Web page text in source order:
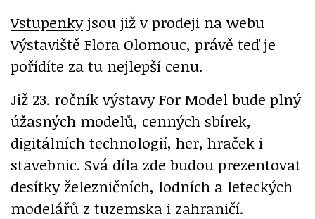
Vstupenkyjsou již v prodeji na webu
Výstaviště Flora Olomouc, právě teď je
pořídíte za tu nejlepší cenu.
Již 23. ročník výstavy For Model bude plný
úžasných modelů, cenných sbírek,
digitálních technologií, her, hraček i
stavebnic. Svá díla zde budou prezentovat
desítky železničních, lodních a leteckých
modelářů z tuzemska i zahraničí.